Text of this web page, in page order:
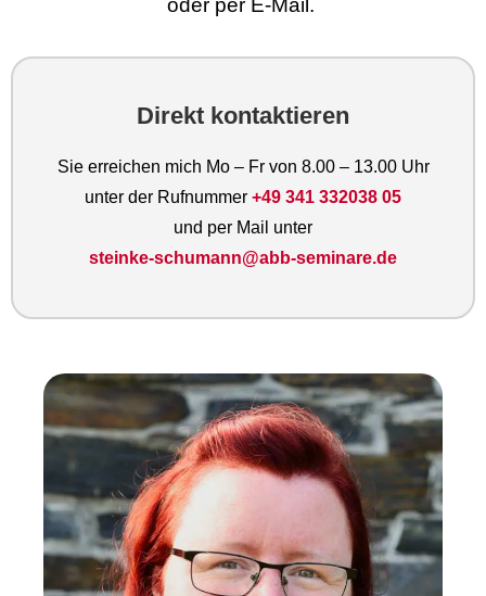
oder per E-Mail.
Direkt kontaktieren
Sie erreichen mich Mo – Fr von 8.00 – 13.00 Uhr
unter der Rufnummer +49 341 332038 05
und per Mail unter
steinke-schumann@abb-seminare.de